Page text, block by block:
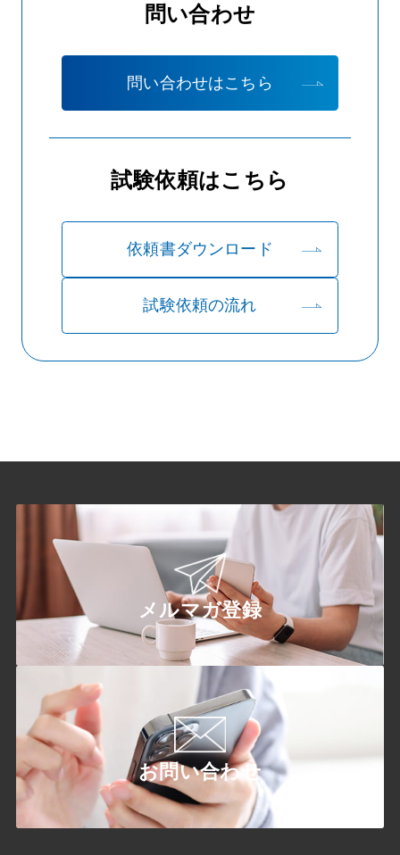
問い合わせ
問い合わせはこちら
試験依頼はこちら
依頼書ダウンロード
試験依頼の流れ
メルマガ登録
お問い合わせ